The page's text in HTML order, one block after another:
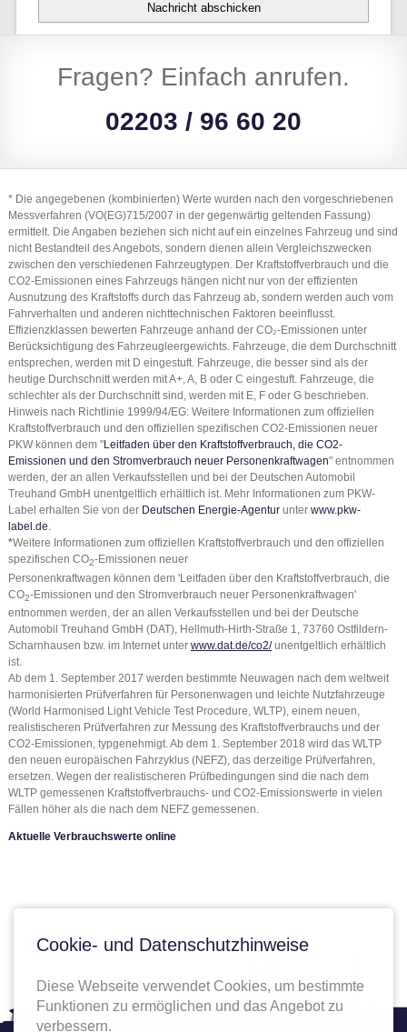
Nachricht abschicken
Fragen? Einfach anrufen.
02203 / 96 60 20
* Die angegebenen (kombinierten) Werte wurden nach den vorgeschriebenen
Messverfahren (VO(EG)715/2007 in der gegenwärtig geltenden Fassung)
ermittelt. Die Angaben beziehen sich nicht auf ein einzelnes Fahrzeug und sind
nicht Bestandteil des Angebots, sondern dienen allein Vergleichszwecken
zwischen den verschiedenen Fahrzeugtypen. Der Kraftstoffverbrauch und die
CO2-Emissionen eines Fahrzeugs hängen nicht nur von der effizienten
Ausnutzung des Kraftstoffs durch das Fahrzeug ab, sondern werden auch vom
Fahrverhalten und anderen nichttechnischen Faktoren beeinflusst.
Effizienzklassen bewerten Fahrzeuge anhand der CO₂-Emissionen unter
Berücksichtigung des Fahrzeugleergewichts. Fahrzeuge, die dem Durchschnitt
entsprechen, werden mit D eingestuft. Fahrzeuge, die besser sind als der
heutige Durchschnitt werden mit A+, A, B oder C eingestuft. Fahrzeuge, die
schlechter als der Durchschnitt sind, werden mit E, F oder G beschrieben.
Hinweis nach Richtlinie 1999/94/EG: Weitere Informationen zum offiziellen
Kraftstoffverbrauch und den offiziellen spezifischen CO2-Emissionen neuer
PKW können dem "Leitfaden über den Kraftstoffverbrauch, die CO2-
Emissionen und den Stromverbrauch neuer Personenkraftwagen" entnommen
werden, der an allen Verkaufsstellen und bei der Deutschen Automobil
Treuhand GmbH unentgeltlich erhältlich ist. Mehr Informationen zum PKW-
Label erhalten Sie von der Deutschen Energie-Agenturunter www.pkw-
label.de.
*Weitere Informationen zum offiziellen Kraftstoffverbrauch und den offiziellen
spezifischen CO2-Emissionen neuer
Personenkraftwagen können dem 'Leitfaden über den Kraftstoffverbrauch, die
CO2-Emissionen und den Stromverbrauch neuer Personenkraftwagen'
entnommen werden, der an allen Verkaufsstellen und bei der Deutsche
Automobil Treuhand GmbH (DAT), Hellmuth-Hirth-Straße 1, 73760 Ostfildern-
Scharnhausen bzw. im Internet unter www.dat.de/co2/unentgeltlich erhältlich
ist.
Ab dem 1. September 2017 werden bestimmte Neuwagen nach dem weltweit
harmonisierten Prüfverfahren für Personenwagen und leichte Nutzfahrzeuge
(World Harmonised Light Vehicle Test Procedure, WLTP), einem neuen,
realistischeren Prüfverfahren zur Messung des Kraftstoffverbrauchs und der
CO2-Emissionen, typgenehmigt. Ab dem 1. September 2018 wird das WLTP
den neuen europäischen Fahrzyklus (NEFZ), das derzeitige Prüfverfahren,
ersetzen. Wegen der realistischeren Prüfbedingungen sind die nach dem
WLTP gemessenen Kraftstoffverbrauchs- und CO2-Emissionswerte in vielen
Fällen höher als die nach dem NEFZ gemessenen.
Aktuelle Verbrauchswerte online
Cookie- und Datenschutzhinweise
Diese Webseite verwendet Cookies, um bestimmte
Funktionen zu ermöglichen und das Angebot zu
verbessern.